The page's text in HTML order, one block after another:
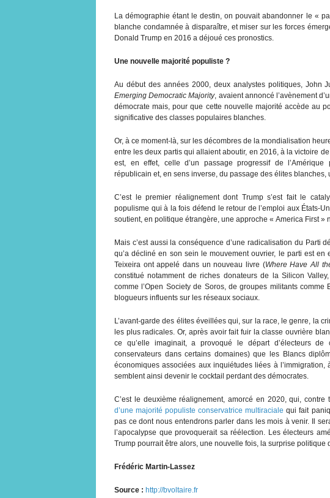
La démographie étant le destin, on pouvait abandonner le «
blanche condamnée à disparaître, et miser sur les forces
Donald Trump en 2016 a déjoué ces pronostics.
Une nouvelle majorité populiste ?
Au début des années 2000, deux analystes politiques, John
Emerging Democratic Majority, avaient annoncé l’avènement
démocrate mais, pour que cette nouvelle majorité accède au
significative des classes populaires blanches.
Or, à ce moment-là, sur les décombres de la mondialisation
entre les deux partis qui allaient aboutir, en 2016, à la victoire
est, en effet, celle d’un passage progressif de
républicain et, en sens inverse, du passage des élites
C’est le premier réalignement dont Trump s’est fait le
populisme qui à la fois défend le retour de l’emploi aux États-
soutient, en politique étrangère, une approche « America First
Mais c’est aussi la conséquence d’une radicalisation du Parti
qu’a décliné en son sein le mouvement ouvrier, le parti est
Teixeira ont appelé dans un nouveau livre (Where Have All
constitué notamment de riches donateurs de la Silicon
comme l’Open Society de Soros, de groupes militants
blogueurs influents sur les réseaux sociaux.
L’avant-garde des élites éveillées qui, sur la race, le genre, la
les plus radicales. Or, après avoir fait fuir la classe ouvrière
ce qu’elle imaginait, a provoqué le départ d’électeurs
conservateurs dans certains domaines) que les Blancs
économiques associées aux inquiétudes liées à l’immigration,
semblent ainsi devenir le cocktail perdant des démocrates.
C’est le deuxième réalignement, amorcé en 2020, qui, contre
d’une majorité populiste conservatrice multiraciale qui fait
pas ce dont nous entendrons parler dans les mois à venir. Il
l’apocalypse que provoquerait sa réélection. Les électeurs
Trump pourrait être alors, une nouvelle fois, la surprise politique
Frédéric Martin-Lassez
Source : http://bvoltaire.fr